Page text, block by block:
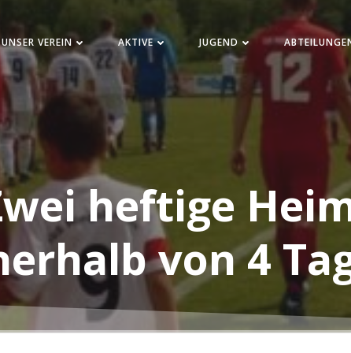
UNSER VEREIN AKTIVE JUGEND
heftige
von 4